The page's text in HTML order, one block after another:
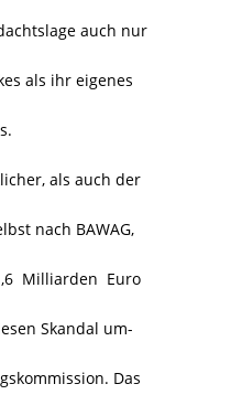
auch nur
als ihr eigenes
als auch der
nach BAWAG,
Milliarden Euro
Skandal um-
Das